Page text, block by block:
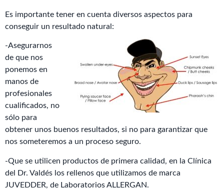
Es importante tener en cuenta diversos aspectos para
conseguir un resultado natural:
-Asegurarnos
de que nos
ponemos en
manos de
profesionales
cualificados, no
sólo para
obtener unos buenos resultados, si no para garantizar que
nos someteremos a un proceso seguro.
-Que se utilicen productos de primera calidad, en la Clínica
del Dr. Valdés los rellenos que utilizamos de marca
JUVEDDER, de Laboratorios ALLERGAN.